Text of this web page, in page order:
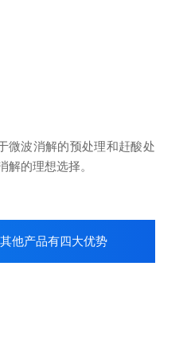
微波消解的预处理和赶酸处
的理想选择。
他产品有四大优势